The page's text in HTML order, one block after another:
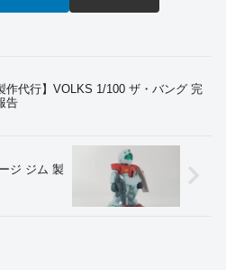
作代行】VOLKS 1/100 ザ・バング 完
告
ジ ジム 製